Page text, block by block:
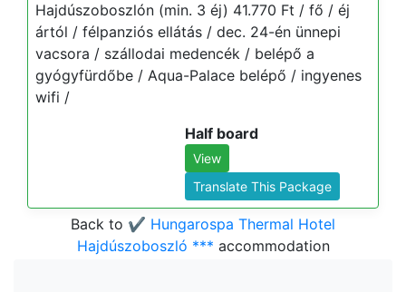
Hajdúszoboszlón (min. 3 éj) 41.770 Ft / fő / éj
ártól / félpanziós ellátás / dec. 24-én ünnepi
vacsora / szállodai medencék / belépő a
gyógyfürdőbe / Aqua-Palace belépő / ingyenes
wifi /
Half board
View
Translate This Package
Back to ✔️ Hungarospa Thermal Hotel
Hajdúszoboszló *** accommodation